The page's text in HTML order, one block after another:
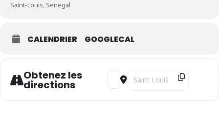
Saint-Louis, Senegal
CALENDRIER GOOGLECAL
Obtenez les
directions
Address - Kiya Tabassian, Ghalia
Destination Address - Kiya